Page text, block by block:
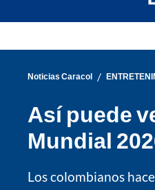
Noticias Caracol /
Así puede
Mundial
Los colombianos